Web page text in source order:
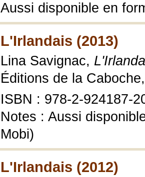
Aussi disponible en
L'Irlandais (2013)
Lina Savignac,
Éditions de la
ISBN : 978-2-924187-
Notes : Aussi
Mobi)
L'Irlandais (2012)